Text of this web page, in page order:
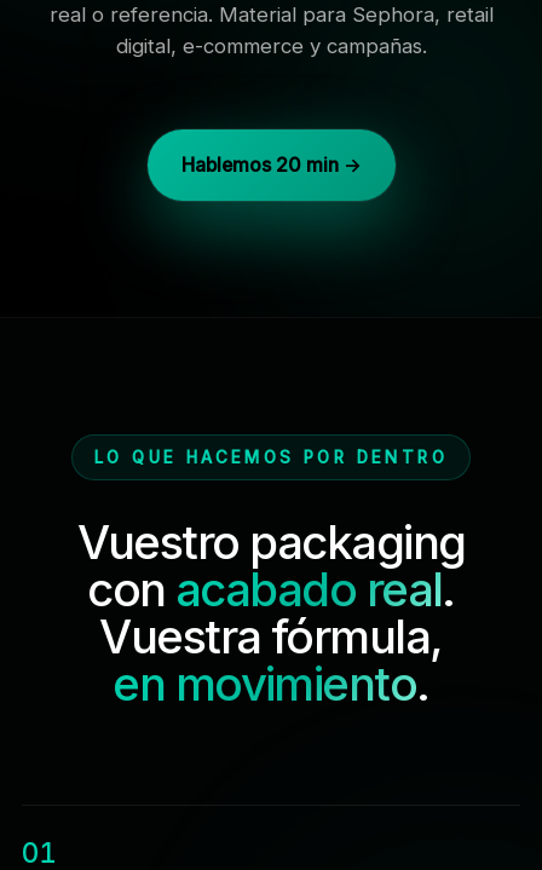
real o referencia. Material para Sephora, retail
digital, e-commerce y campañas.
Hablemos 20 min →
LO QUE HACEMOS POR DENTRO
Vuestro packaging
con acabado real.
Vuestra fórmula,
en movimiento.
01